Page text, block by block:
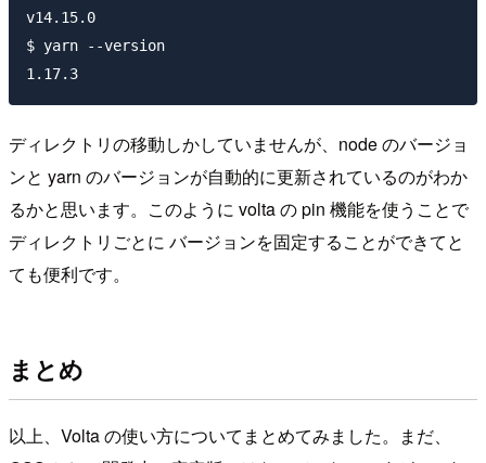
v14.15.0
$ yarn --version
ディレクトリの移動しかしていませんが、node のバージョ
ンと yarn のバージョンが自動的に更新されているのがわか
るかと思います。このように volta の pin 機能を使うことで
ディレクトリごとに バージョンを固定することができてと
ても便利です。
まとめ
以上、Volta の使い方についてまとめてみました。まだ、